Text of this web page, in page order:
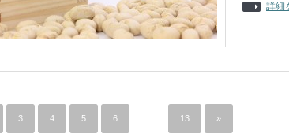
詳細
3 4 5 6 13 »